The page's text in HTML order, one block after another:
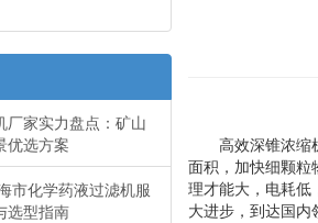
厂家实力盘点：矿山
优选方案
市化学药液过滤机服
选型指南
高效深锥浓缩机
面积，加快细颗粒
理才能大，电耗低
大进步，到达国内